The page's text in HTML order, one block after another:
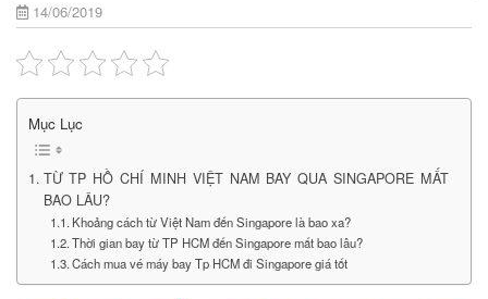
14/06/2019
Mục Lục
TỪ TP HỒ CHÍ MINH VIỆT NAM BAY QUA SINGAPORE MẤT
BAO LÂU?
Khoảng cách từ Việt Nam đến Singapore là bao xa?
Thời gian bay từ TP HCM đến Singapore mất bao lâu?
Cách mua vé máy bay Tp HCM đi Singapore giá tốt